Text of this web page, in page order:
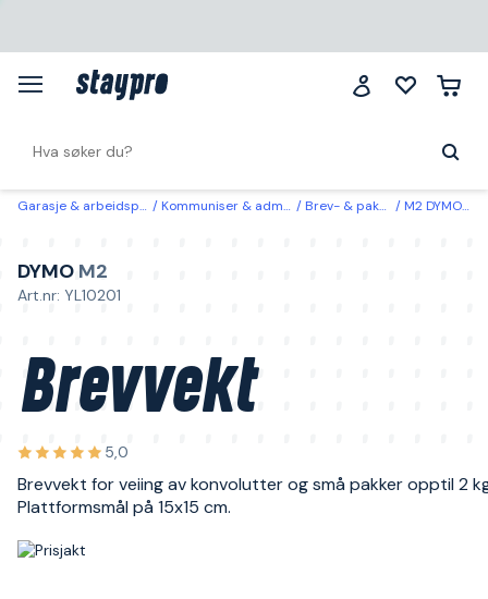
Garasje & arbeidsplass Kommuniser & administrer Brev- & pakkevekter M2 DYMO Brevvekt
DYMO M2
Art.nr: YL10201
Brevvekt
5,0
Brevvekt for veiing av konvolutter og små pakker opptil 2
Plattformsmål på 15x15 cm.